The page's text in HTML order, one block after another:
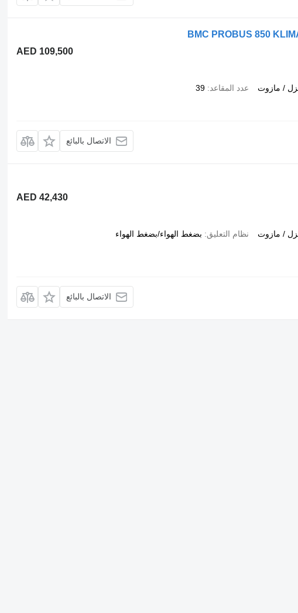
BMC PROBUS 850
AED 109,500
/ مازوت عدد المقاعد 39
الاتصال بالبائع
AED 42,430
/ مازوت نظام التعليق
بضغط الهواء/بضغط الهواء
الاتصال بالبائع